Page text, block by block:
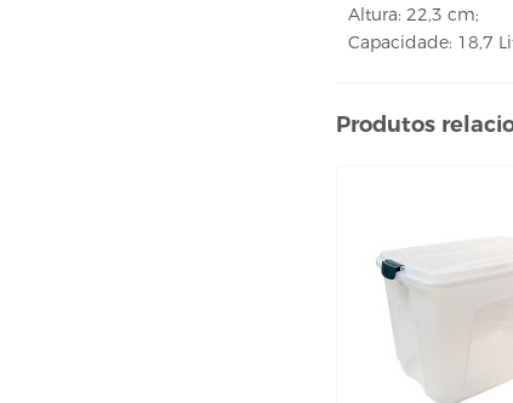
Altura: 22,3 cm;
Capacidade: 18,7
Produtos